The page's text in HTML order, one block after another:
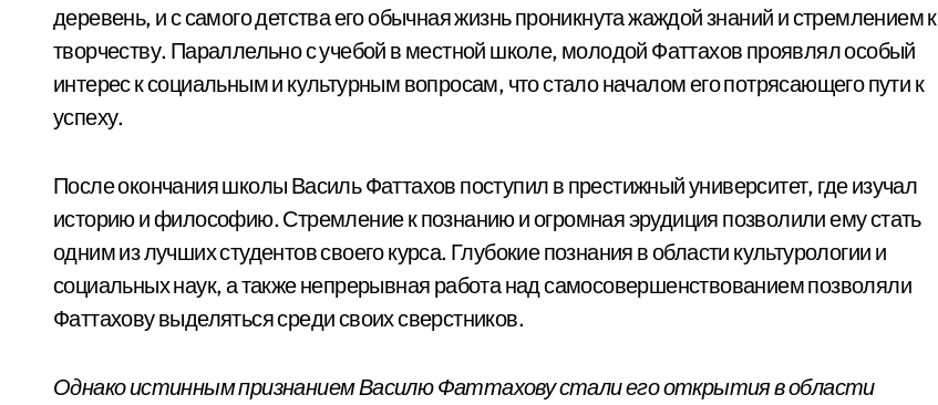
деревень, и с самого детства его обычная жизнь проникнута жаждой знаний и стремлением к
творчеству. Параллельно с учебой в местной школе, молодой Фаттахов проявлял особый
интерес к социальным и культурным вопросам, что стало началом его потрясающего пути к
успеху.
После окончания школы Василь Фаттахов поступил в престижный университет, где изучал
историю и философию. Стремление к познанию и огромная эрудиция позволили ему стать
одним из лучших студентов своего курса. Глубокие познания в области культурологии и
социальных наук, а также непрерывная работа над самосовершенствованием позволяли
Фаттахову выделяться среди своих сверстников.
Однако истинным признанием Василю Фаттахову стали его открытия в области